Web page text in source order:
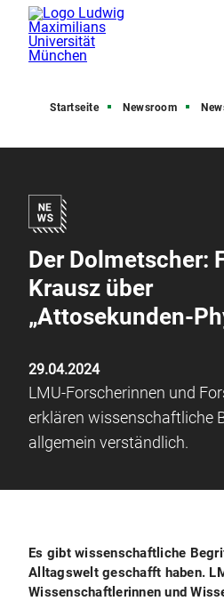
Startseite Newsroom
Der Dolmetscher:
Krausz über
„Attosekunden-
29.04.2024
LMU-Forscherinnen und
erklären wissenschaftliche
allgemein verständlich.
Es gibt wissenschaftliche
Alltagswelt geschafft haben.
Wissenschaftlerinnen und